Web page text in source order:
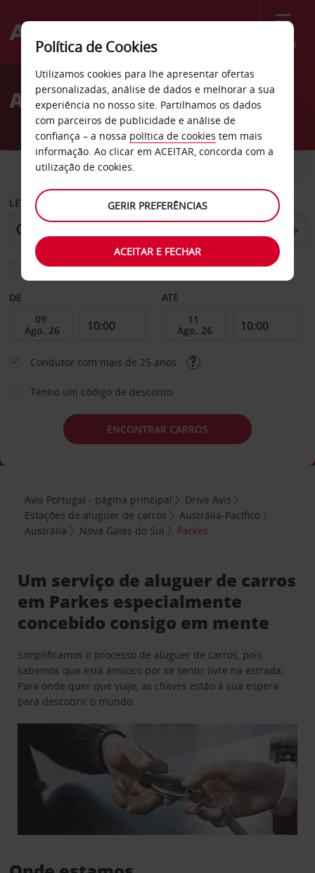
Menu
Welcome
AvisAluguer de carros Parkes
CARRO
LEVANTAR EM
Escolher uma estação de devolução diferente
DE ATÉ
Condutor com mais de 25 anos
Tenho um código de desconto
ENCONTRAR CARROS
Avis Portugal - página principal
Drive Avis
Estações de aluguer de carros
Austrália-Pacífico
Austrália
Nova Gales do Sul Parkes
Um serviço de aluguer de carros
em Parkes especialmente
concebido consigo em mente
Simplificamos o processo de aluguer de carros, pois
sabemos que está ansioso por se sentir livre na estrada.
Para onde quer que viaje, as chaves estão à sua espera
para descobrir o mundo.
Política de Cookies
Utilizamos cookies para lhe apresentar ofertas
personalizadas, análise de dados e melhorar a sua
experiência no nosso site. Partilhamos os dados
com parceiros de publicidade e análise de
confiança – a nossa política de cookies tem mais
informação. Ao clicar em ACEITAR, concorda com a
utilização de cookies.
GERIR PREFERÊNCIAS
ACEITAR E FECHAR